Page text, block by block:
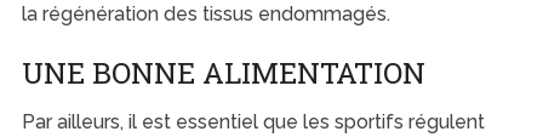
la régénération des tissus endommagés.
UNE BONNE ALIMENTATION
Par ailleurs, il est essentiel que les sportifs régulent